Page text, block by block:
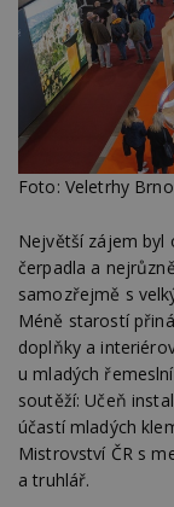
Foto: Veletrhy Brno
Největší zájem
čerpadla a
samozřejmě s
Méně starostí
doplňky a
u mladých
soutěží: Učeň
účastí mladých
Mistrovství ČR s
a truhlář.